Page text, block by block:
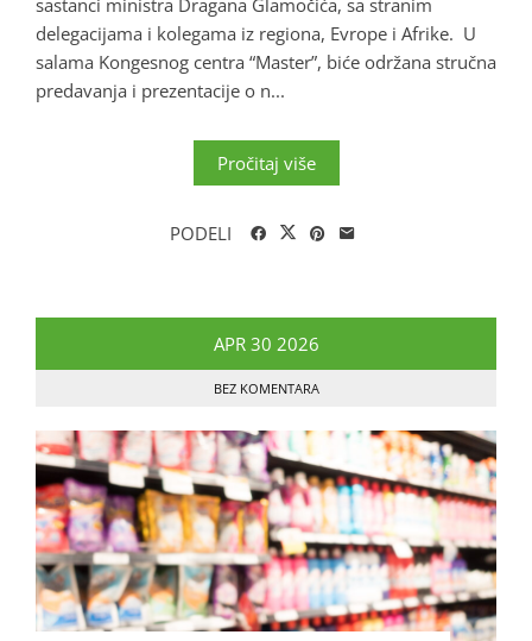
sastanci ministra Dragana Glamočića, sa stranim
delegacijama i kolegama iz regiona, Evrope i Afrike. U
salama Kongesnog centra “Master”, biće održana stručna
predavanja i prezentacije o n...
Pročitaj više
PODELI
APR 30 2026
BEZ KOMENTARA